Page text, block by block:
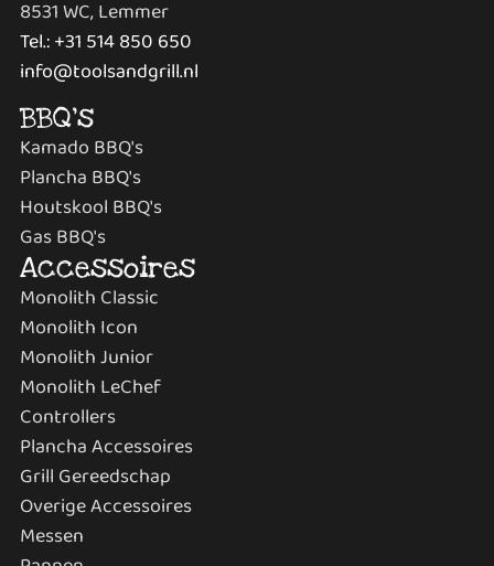
8531 WC, Lemmer
Tel.: +31 514 850 650
info@toolsandgrill.nl
BBQ's
Kamado BBQ's
Plancha BBQ's
Houtskool BBQ's
Gas BBQ's
Accessoires
Monolith Classic
Monolith Icon
Monolith Junior
Monolith LeChef
Controllers
Plancha Accessoires
Grill Gereedschap
Overige Accessoires
Messen